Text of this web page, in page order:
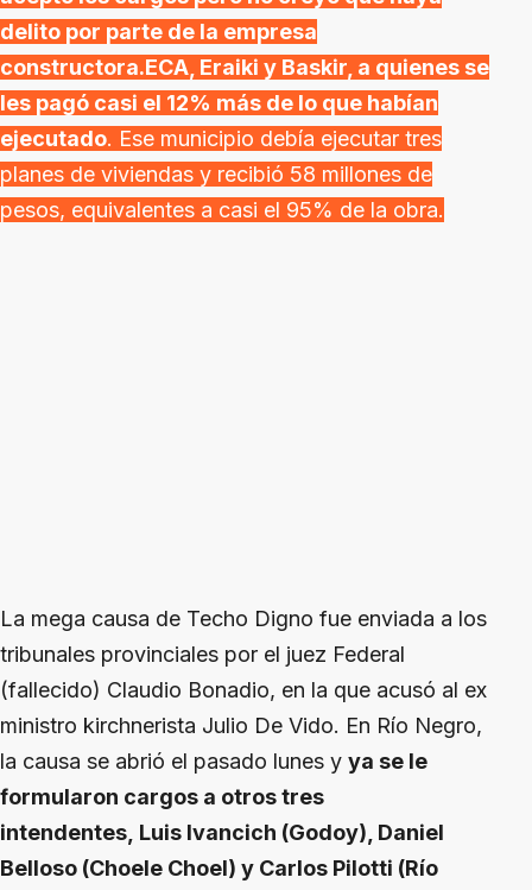
delito por parte de la empresa
constructora.ECA, Eraiki y Baskir, a quienes se
les pagó casi el 12% más de lo que habían
ejecutado. Ese municipio debía ejecutar tres
planes de viviendas y recibió 58 millones de
pesos, equivalentes a casi el 95% de la obra.
La mega causa de Techo Digno fue enviada a los
tribunales provinciales por el juez Federal
(fallecido) Claudio Bonadio, en la que acusó al ex
ministro kirchnerista Julio De Vido. En Río Negro,
la causa se abrió el pasado lunes y ya se le
formularon cargos a otros tres
intendentes, Luis Ivancich (Godoy), Daniel
Belloso (Choele Choel) y Carlos Pilotti (Río